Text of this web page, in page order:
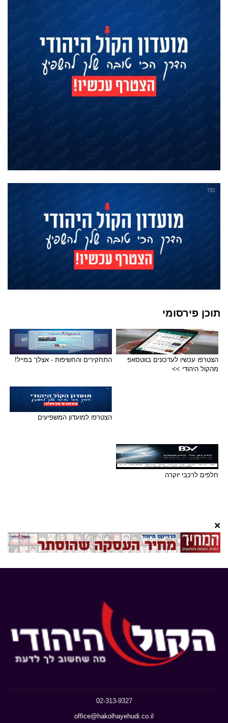
תוכן פירסומי
הצטרפו עכשיו לעדכונים בווטסאפ
מהקול היהודי >>
התחקירים והחשיפות - אצלך במייל!
הצטרפו למועדון המשפיעים
חלפים לרכבי יוקרה
×
02-313-9327
office@hakolhayehudi.co.il